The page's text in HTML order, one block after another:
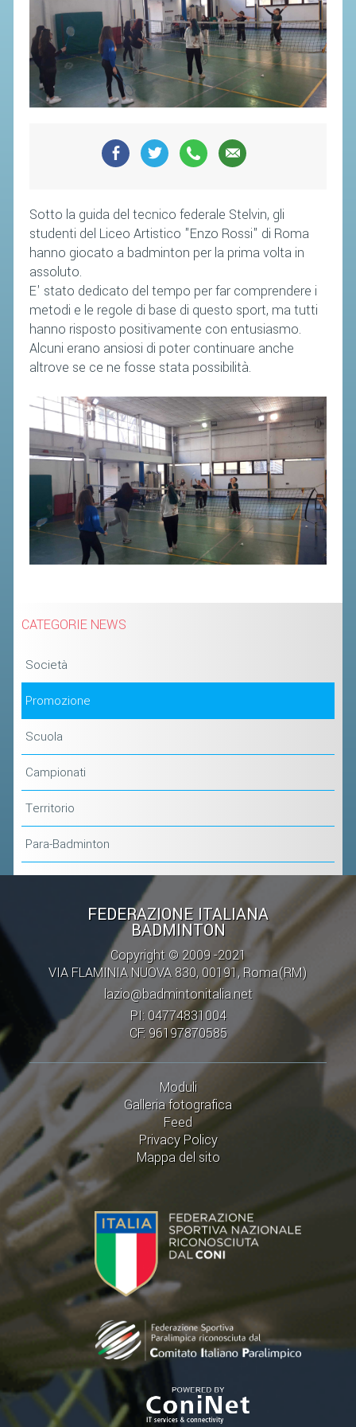
Sotto la guida del tecnico federale Stelvin, gli
studenti del Liceo Artistico "Enzo Rossi" di Roma
hanno giocato a badminton per la prima volta in
assoluto.
E' stato dedicato del tempo per far comprendere i
metodi e le regole di base di questo sport, ma tutti
hanno risposto positivamente con entusiasmo.
Alcuni erano ansiosi di poter continuare anche
altrove se ce ne fosse stata possibilità.
CATEGORIE NEWS
Società
Promozione
Scuola
Campionati
Territorio
Para-Badminton
FEDERAZIONE ITALIANA
BADMINTON
Copyright © 2009 -2021
VIA FLAMINIA NUOVA 830, 00191, Roma(RM)
lazio@badmintonitalia.net
PI: 04774831004
CF: 96197870585
Moduli
Galleria fotografica
Feed
Privacy Policy
Mappa del sito
CAMPIONATI
CALENDARIO
FIBA NAZIONALE